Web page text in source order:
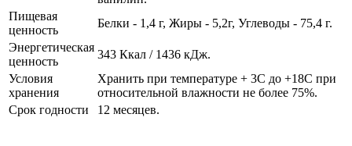
Пищевая
ценность
Белки - 1,4 г, Жиры - 5,2г, Углеводы - 75,4 г.
Энергетическая
ценность
343 Ккал / 1436 кДж.
Условия
хранения
Хранить при температуре + 3С до +18С при
относительной влажности не более 75%.
Срок годности
12 месяцев.